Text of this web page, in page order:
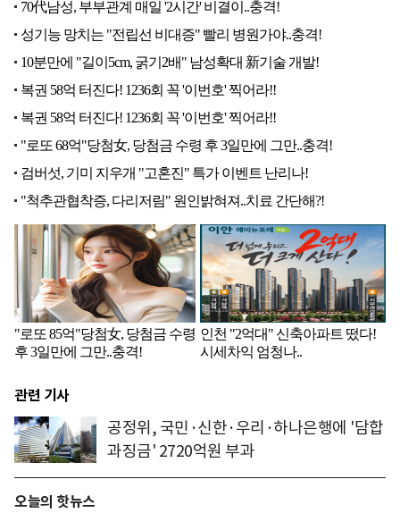
관련 기사
공정위, 국민·신한·우리·하나은행에 '담합
과징금' 2720억원 부과
오늘의 핫뉴스